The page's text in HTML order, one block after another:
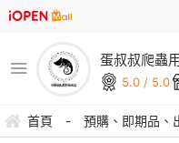
蛋叔叔爬蟲
5.0 / 5.0
首頁 - 預購、即期品、